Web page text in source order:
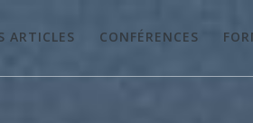
ARTICLES CONFÉRENCES